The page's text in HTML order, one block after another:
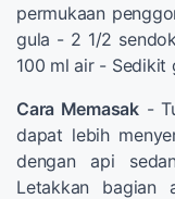
permukaan
gula - 2 1/2
100 ml air - Sedikit
Cara Memasak-
dapat lebih
dengan api
Letakkan